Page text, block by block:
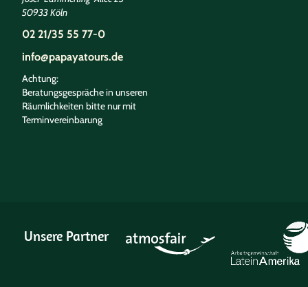
50933 Köln
02 21/35 55 77-0
info@papayatours.de
Achtung:
Beratungsgespräche in unseren
Räumlichkeiten bitte nur mit
Terminvereinbarung
Unsere Partner